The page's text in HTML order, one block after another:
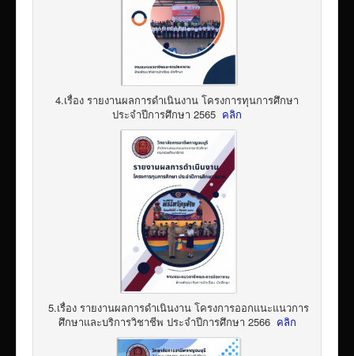
4.เรื่อง รายงานผลการดำเนินงาน โครงการทุนการศึกษา
ประจำปีการศึกษา 2565 คลิก
5.เรื่อง รายงานผลการดำเนินงาน โครงการออกแนะแนวการ
ศึกษาและบริการวิชาชีพ ประจำปีการศึกษา 2566 คลิก